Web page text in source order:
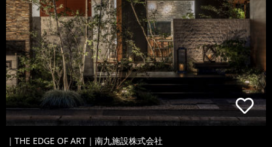
｜THE EDGE OF ART｜南九施設株式会社